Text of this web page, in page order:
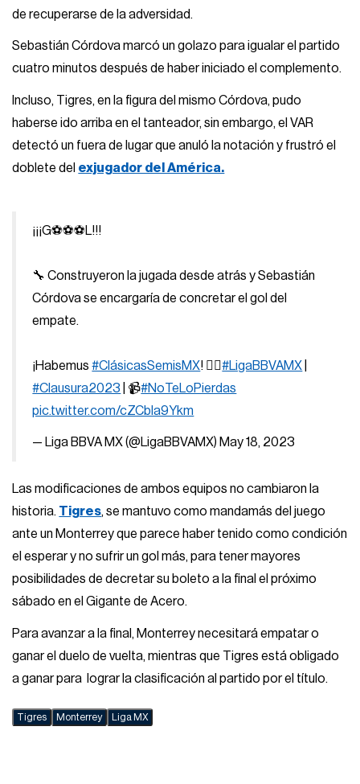
de recuperarse de la adversidad.
Sebastián Córdova marcó un golazo para igualar el partido
cuatro minutos después de haber iniciado el complemento.
Incluso, Tigres, en la figura del mismo Córdova, pudo
haberse ido arriba en el tanteador, sin embargo, el VAR
detectó un fuera de lugar que anuló la notación y frustró el
doblete del exjugador del América.
¡¡¡G⚽⚽⚽L!!!
🔧 Construyeron la jugada desde atrás y Sebastián
Córdova se encargaría de concretar el gol del
empate.
¡Habemus#ClásicasSemisMX! 😮‍💨#LigaBBVAMX
#Clausura2023 | 📹#NoTeLoPierdas
pic.twitter.com/cZCbIa9Ykm
— Liga BBVA MX (@LigaBBVAMX) May 18, 2023
Las modificaciones de ambos equipos no cambiaron la
historia. Tigres, se mantuvo como mandamás del juego
ante un Monterrey que parece haber tenido como condición
el esperar y no sufrir un gol más, para tener mayores
posibilidades de decretar su boleto a la final el próximo
sábado en el Gigante de Acero.
Para avanzar a la final, Monterrey necesitará empatar o
ganar el duelo de vuelta, mientras que Tigres está obligado
a ganar para lograr la clasificación al partido por el título.
Tigres Monterrey Liga MX